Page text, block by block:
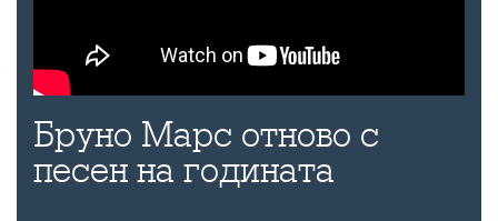
Бруно Марс отново с
песен на годината